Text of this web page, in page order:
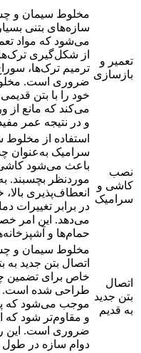
تعمیر و
بازسازی
مخلوط سیمان و
سازه‌های بتنی
می‌شود که مواد
از شکل‌گیری
ترمیم ترک‌ها،
ضروری است.
خود را با بتن
می‌کند که مانع از
و در نتیجه عمر
نصب
کاشی و
سرامیک
استفاده از
سرامیک به‌عنوان
باعث می‌شود
موردنظر بچسبند.
انعطاف‌پذیری
در برابر تغییرات
می‌دهد. این امر
حمام‌ها و
اتصال
بتن جدید
به قدیم
مخلوط سیمان و
اتصال بتن جدید
خاص برای تضمین
طراحی شده است.
موجب می‌شود که
و مقاوم‌تر شود که
ضروری است. این
دوام سازه در